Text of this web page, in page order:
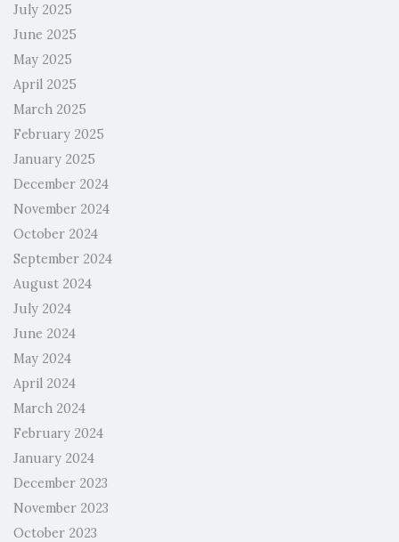
July 2025
June 2025
May 2025
April 2025
March 2025
February 2025
January 2025
December 2024
November 2024
October 2024
September 2024
August 2024
July 2024
June 2024
May 2024
April 2024
March 2024
February 2024
January 2024
December 2023
November 2023
October 2023